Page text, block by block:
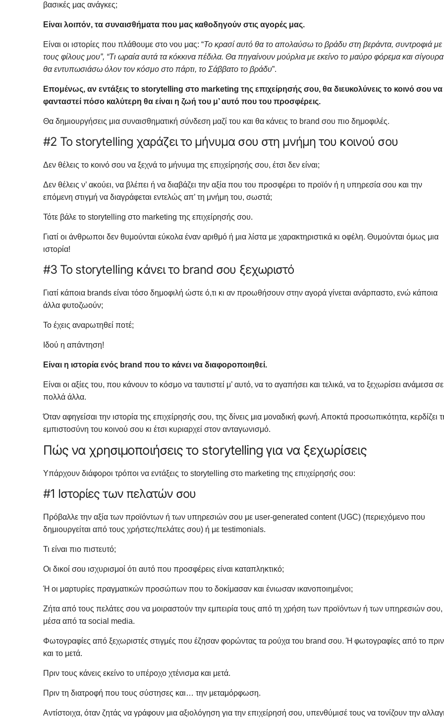
βασικές μας ανάγκες;
Είναι λοιπόν, τα συναισθήματα που μας καθοδηγούν στις αγορές μας.
Είναι οι ιστορίες που πλάθουμε στο νου μας: “Το κρασί αυτό θα το απολαύσω το βράδυ στη βεράντα, συντροφιά με
τους φίλους μου”, “Τι ωραία αυτά τα κόκκινα πέδιλα. Θα πηγαίνουν μούρλια με εκείνο το μαύρο φόρεμα και σίγουρα
θα εντυπωσιάσω όλον τον κόσμο στο πάρτι, το Σάββατο το βράδυ”.
Επομένως, αν εντάξεις το storytelling στο marketing της επιχείρησής σου, θα διευκολύνεις το κοινό σου να
φανταστεί πόσο καλύτερη θα είναι η ζωή του μ’ αυτό που του προσφέρεις.
Θα δημιουργήσεις μια συναισθηματική σύνδεση μαζί του και θα κάνεις το brand σου πιο δημοφιλές.
#2 Το storytelling χαράζει το μήνυμα σου στη μνήμη του κοινού σου
Δεν θέλεις το κοινό σου να ξεχνά το μήνυμα της επιχείρησής σου, έτσι δεν είναι;
Δεν θέλεις ν’ ακούει, να βλέπει ή να διαβάζει την αξία που του προσφέρει το προϊόν ή η υπηρεσία σου και την
επόμενη στιγμή να διαγράφεται εντελώς απ’ τη μνήμη του, σωστά;
Τότε βάλε το storytelling στο marketing της επιχείρησής σου.
Γιατί οι άνθρωποι δεν θυμούνται εύκολα έναν αριθμό ή μια λίστα με χαρακτηριστικά κι οφέλη. Θυμούνται όμως μια
ιστορία!
#3 Το storytelling κάνει το brand σου ξεχωριστό
Γιατί κάποια brands είναι τόσο δημοφιλή ώστε ό,τι κι αν προωθήσουν στην αγορά γίνεται ανάρπαστο, ενώ κάποια
άλλα φυτοζωούν;
Το έχεις αναρωτηθεί ποτέ;
Ιδού η απάντηση!
Είναι η ιστορία ενός brand που το κάνει να διαφοροποιηθεί.
Είναι οι αξίες του, που κάνουν το κόσμο να ταυτιστεί μ’ αυτό, να το αγαπήσει και τελικά, να το ξεχωρίσει ανάμεσα σε
πολλά άλλα.
Όταν αφηγείσαι την ιστορία της επιχείρησής σου, της δίνεις μια μοναδική φωνή. Αποκτά προσωπικότητα, κερδίζει
εμπιστοσύνη του κοινού σου κι έτσι κυριαρχεί στον ανταγωνισμό.
Πώς να χρησιμοποιήσεις το storytelling για να ξεχωρίσεις
Υπάρχουν διάφοροι τρόποι να εντάξεις το storytelling στο marketing της επιχείρησής σου:
#1 Ιστορίες των πελατών σου
Πρόβαλλε την αξία των προϊόντων ή των υπηρεσιών σου με user-generated content (UGC) (περιεχόμενο που
δημιουργείται από τους χρήστες/πελάτες σου) ή με testimonials.
Τι είναι πιο πιστευτό;
Οι δικοί σου ισχυρισμοί ότι αυτό που προσφέρεις είναι καταπληκτικό;
Ή οι μαρτυρίες πραγματικών προσώπων που το δοκίμασαν και ένιωσαν ικανοποιημένοι;
Ζήτα από τους πελάτες σου να μοιραστούν την εμπειρία τους από τη χρήση των προϊόντων ή των υπηρεσιών σου,
μέσα από τα social media.
Φωτογραφίες από ξεχωριστές στιγμές που έζησαν φορώντας τα ρούχα του brand σου. Ή φωτογραφίες από το πριν
και το μετά.
Πριν τους κάνεις εκείνο το υπέροχο χτένισμα και μετά.
Πριν τη διατροφή που τους σύστησες και… την μεταμόρφωση.
Αντίστοιχα, όταν ζητάς να γράφουν μια αξιολόγηση για την επιχείρησή σου, υπενθύμισέ τους να τονίζουν την